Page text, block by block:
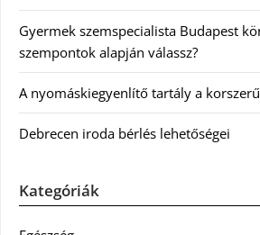
Gyermek szemspecialista Budapest
szempontok alapján válassz?
A nyomáskiegyenlítő tartály a
Debrecen iroda bérlés lehetőségei
Kategóriák